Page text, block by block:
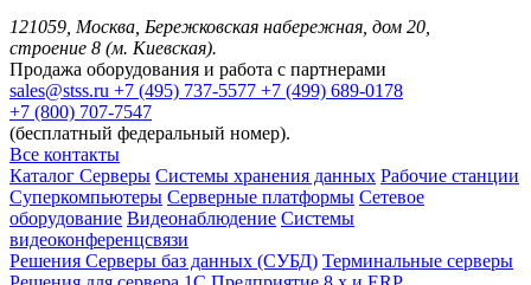
121059, Москва, Бережковская набережная, дом 20,
строение 8 (м. Киевская).
Продажа оборудования и работа с партнерами
sales@stss.ru +7 (495) 737-5577 +7 (499) 689-0178
+7 (800) 707-7547
(бесплатный федеральный номер).
Все контакты
Каталог Серверы Системы хранения данных Рабочие станции
Суперкомпьютеры Серверные платформы Сетевое
оборудование Видеонаблюдение Системы
видеоконференцсвязи
Решения Серверы баз данных (СУБД) Терминальные серверы